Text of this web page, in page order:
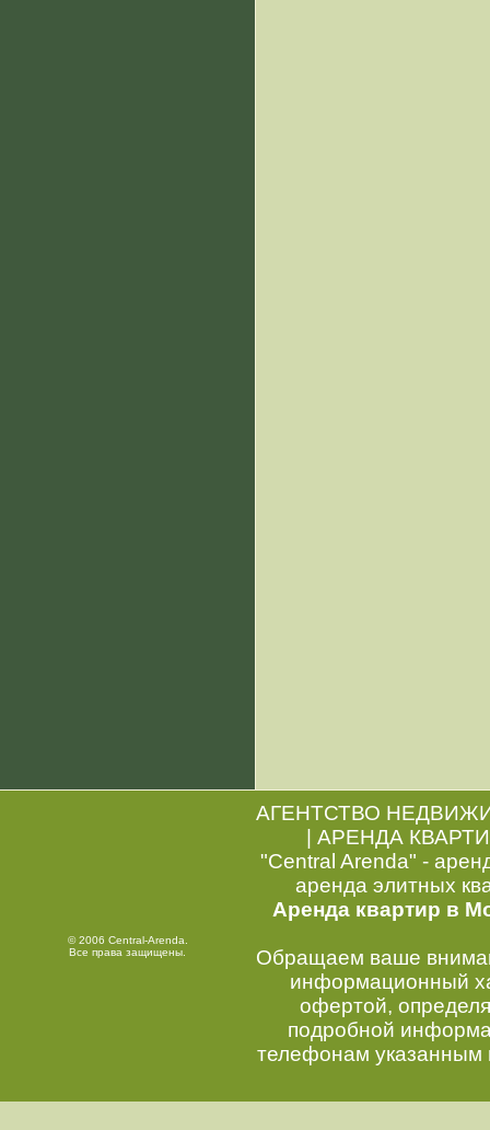
© 2006 Central-Arenda.
Все права защищены.
АГЕНТСТВО
|АРЕНДА
"Central Arenda" -
аренда элитных
Аренда квартир в
Обращаем ваше
информационный
офертой,
подробной
телефонам указанным